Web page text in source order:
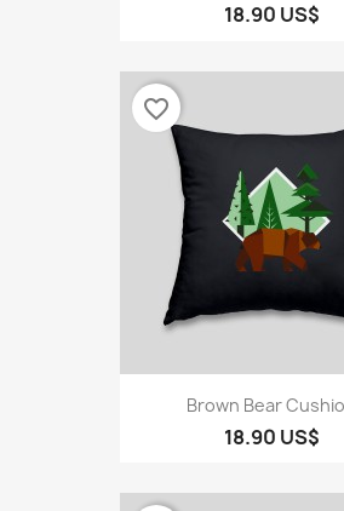
18.90 US$
Brown Bear
18.90 US$
favorite_border